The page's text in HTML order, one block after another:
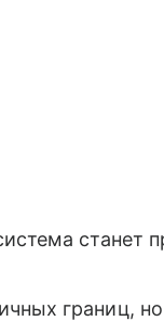
станет
границ,